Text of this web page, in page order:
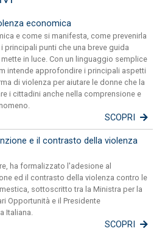
economica
e come si manifesta, come prevenirla
principali punti che una breve guida
in luce. Con un linguaggio semplice
intende approfondire i principali aspetti
di violenza per aiutare le donne che la
i cittadini anche nella comprensione e
SCOPRI
e il contrasto della violenza
ha formalizzato l'adesione al
ed il contrasto della violenza contro le
sottoscritto tra la Ministra per la
Opportunità e il Presidente
Italiana.
SCOPRI